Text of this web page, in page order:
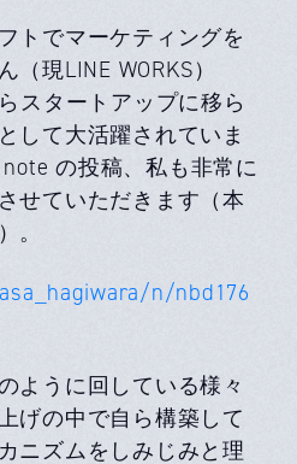
トでマーケティングを
現LINE WORKS）
スタートアップに移ら
して⼤活躍されていま
の投稿、私も⾮常に
せていただきます（本
。
n/nbd176
ように回している様々
げの中で⾃ら構築して
ニズムをしみじみと理